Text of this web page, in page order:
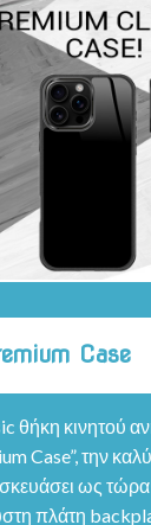
Case
θήκη κινητού
Case”, την
ως
πλάτη